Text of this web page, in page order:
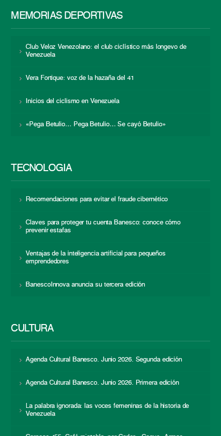
MEMORIAS DEPORTIVAS
Club Veloz Venezolano: el club ciclístico más longevo de
Venezuela
Vera Fortique: voz de la hazaña del 41
Inicios del ciclismo en Venezuela
«Pega Betulio… Pega Betulio… Se cayó Betulio»
TECNOLOGÍA
Recomendaciones para evitar el fraude cibernético
Claves para proteger tu cuenta Banesco: conoce cómo
prevenir estafas
Ventajas de la inteligencia artificial para pequeños
emprendedores
BanescoInnova anuncia su tercera edición
CULTURA
Agenda Cultural Banesco. Junio 2026. Segunda edición
Agenda Cultural Banesco. Junio 2026. Primera edición
La palabra ignorada: las voces femeninas de la historia de
Venezuela